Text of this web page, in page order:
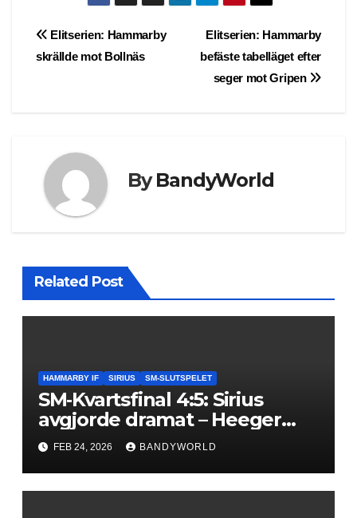
Post
Elitserien: Hammarby
befäste tabelläget efter
seger mot Gripen
Elitserien: Hammarby
skrällde mot Bollnäs
ByBandyWorld
Related Post
HAMMARBY IF SIRIUS SM-SLUTSPELET
SM‑Kvartsfinal 4:5: Sirius
avgjorde dramat – Heeger
hjälte i sudden
FEB 24, 2026 BANDYWORLD